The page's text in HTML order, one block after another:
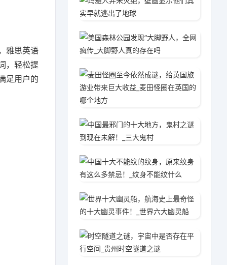
雅思英语
，轻松提
足用户的